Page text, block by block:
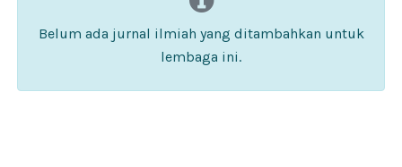
Belum ada jurnal ilmiah yang ditambahkan untuk
lembaga ini.